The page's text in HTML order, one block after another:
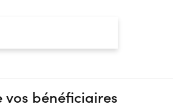
bénéficiaires